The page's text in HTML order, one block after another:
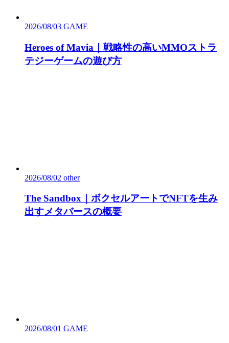
2026/08/03 GAME
Heroes of Mavia｜戦略性の高いMMOストラ
テジーゲームの遊び方
2026/08/02 other
The Sandbox｜ボクセルアートでNFTを生み
出すメタバースの概要
2026/08/01 GAME